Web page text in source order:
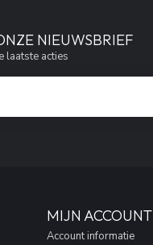
NIEUWSBRIEF
laatste acties
MIJN ACCOUNT
Account informatie